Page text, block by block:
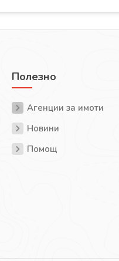
Полезно
Агенции за имоти
Новини
Помощ